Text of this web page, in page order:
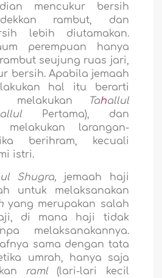
mencukur bersih
rambut, dan
lebih diutamakan.
perempuan hanya
seujung ruas jari,
bersih. Apabila jemaah
hal itu berarti
melakukan
Tahallul
allulPertama), dan
melakukan larangan-
berihram, kecuali
istri.
Shugra, jemaah haji
untuk melaksanakan
yang merupakan salah
di mana haji tidak
melaksanakannya.
sama dengan tata
umrah, hanya saja
raml(lari-lari kecil